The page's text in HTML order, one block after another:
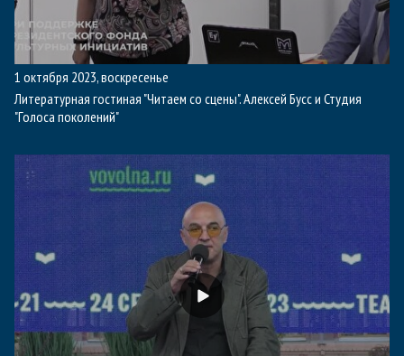
1 октября 2023, воскресенье
Литературная гостиная "Читаем со сцены". Алексей Бусс и Студия
"Голоса поколений"